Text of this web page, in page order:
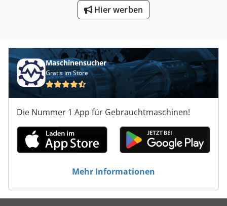
Hier werben
Maschinensucher
Gratis im Store
Die Nummer 1 App für Gebrauchtmaschinen!
Mehr Informationen